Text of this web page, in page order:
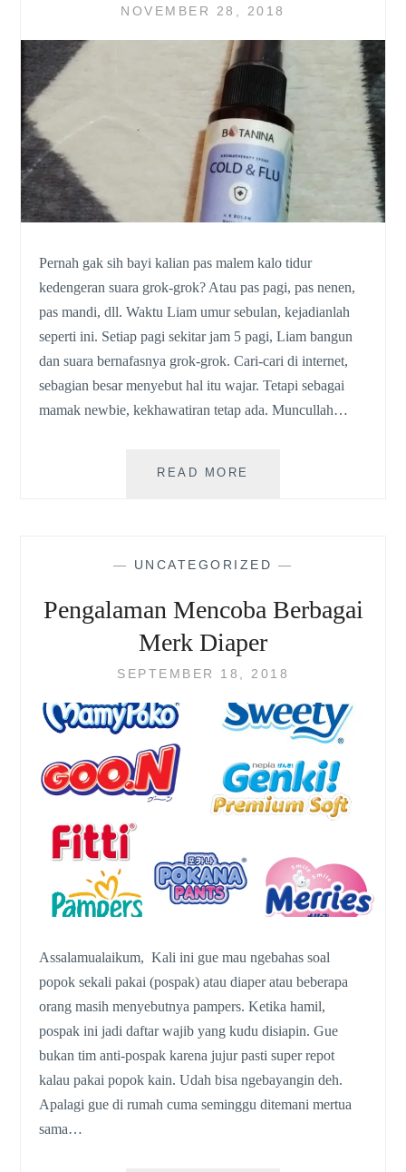
NOVEMBER 28, 2018
Pernah gak sih bayi kalian pas malem kalo tidur
kedengeran suara grok-grok? Atau pas pagi, pas nenen,
pas mandi, dll. Waktu Liam umur sebulan, kejadianlah
seperti ini. Setiap pagi sekitar jam 5 pagi, Liam bangun
dan suara bernafasnya grok-grok. Cari-cari di internet,
sebagian besar menyebut hal itu wajar. Tetapi sebagai
mamak newbie, kekhawatiran tetap ada. Muncullah…
READ MORE
PEREDA
UNTUK
<6
BULAN
— UNCATEGORIZED —
Pengalaman Mencoba Berbagai
Merk Diaper
SEPTEMBER 18, 2018
Assalamualaikum, Kali ini gue mau ngebahas soal
popok sekali pakai (pospak) atau diaper atau beberapa
orang masih menyebutnya pampers. Ketika hamil,
pospak ini jadi daftar wajib yang kudu disiapin. Gue
bukan tim anti-pospak karena jujur pasti super repot
kalau pakai popok kain. Udah bisa ngebayangin deh.
Apalagi gue di rumah cuma seminggu ditemani mertua
sama…